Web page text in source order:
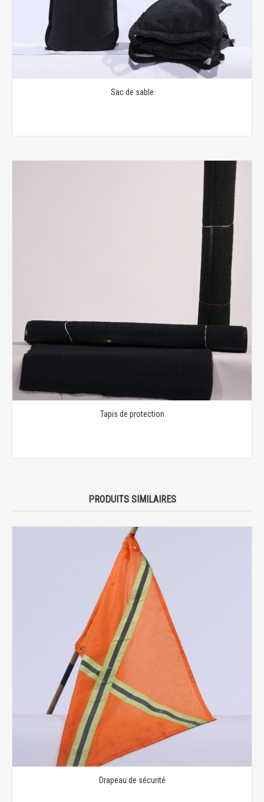
Sac de sable
Tapis de protection
PRODUITS SIMILAIRES
Drapeau de sécurité